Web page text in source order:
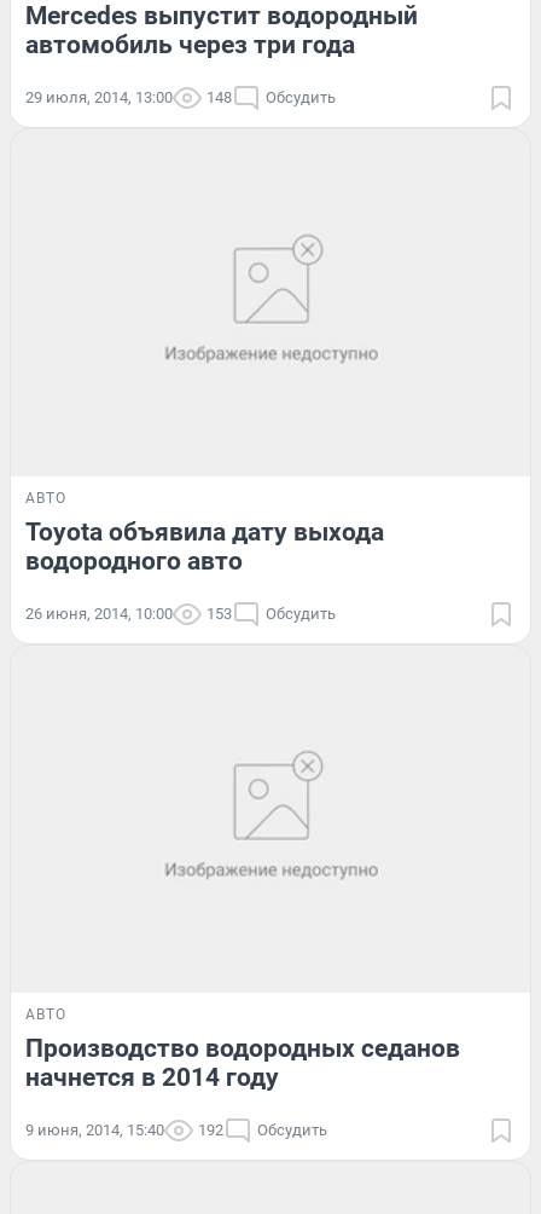
Mercedes выпустит водородный
автомобиль через три года
29 июля, 2014, 13:00 148 Обсудить
АВТО
Toyota объявила дату выхода
водородного авто
26 июня, 2014, 10:00 153 Обсудить
АВТО
Производство водородных седанов
начнется в 2014 году
9 июня, 2014, 15:40 192 Обсудить